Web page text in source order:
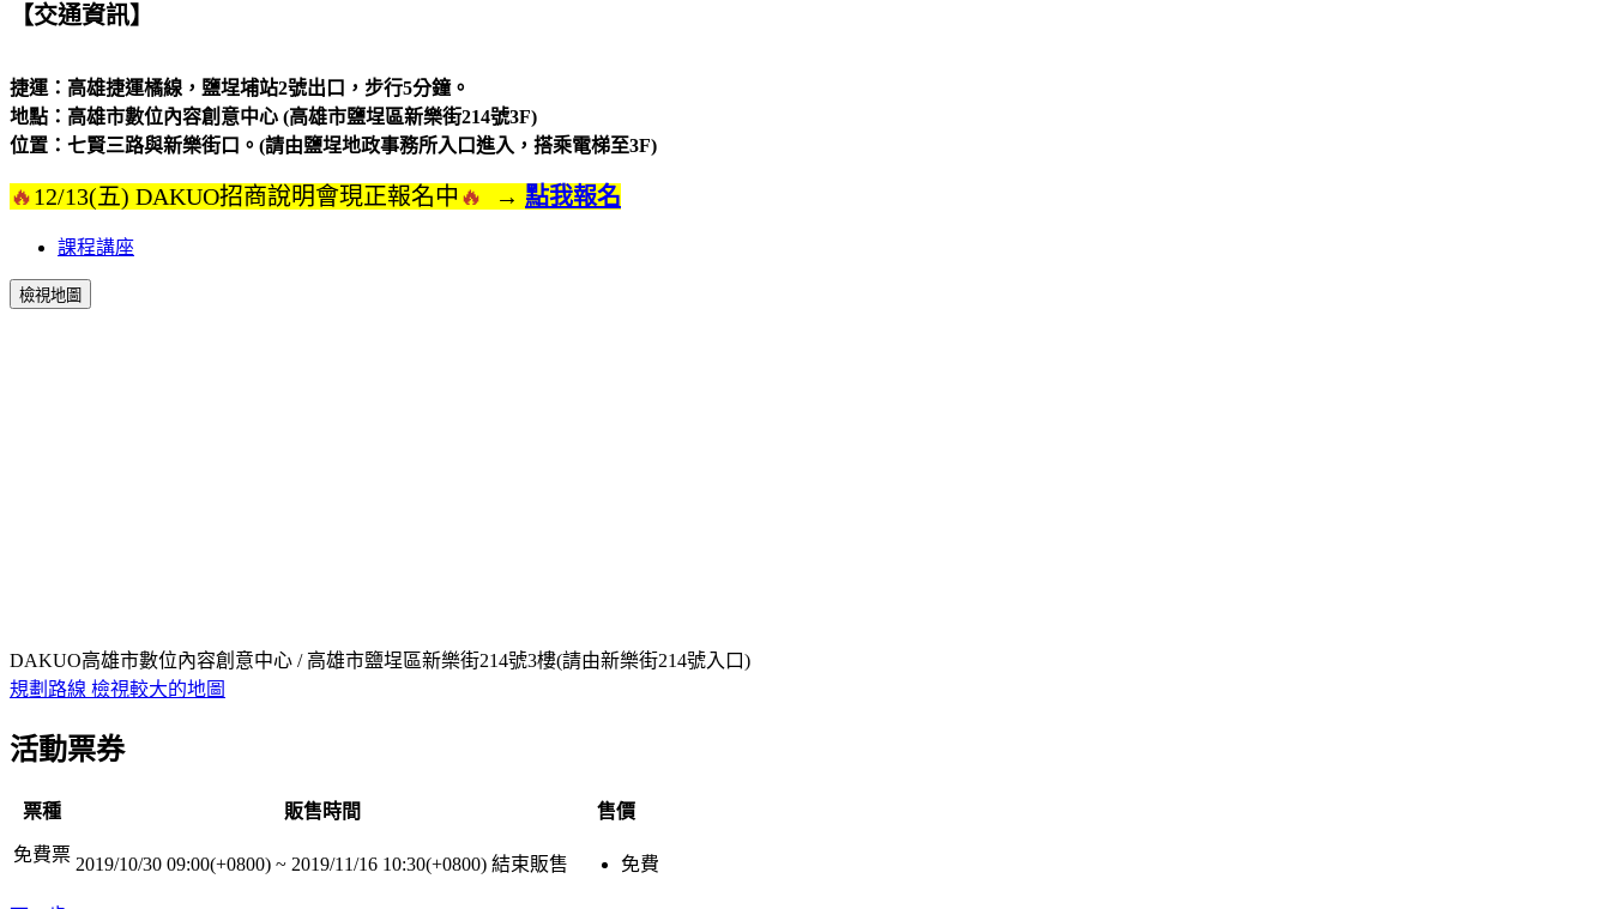
【交通資訊】
捷運：高雄捷運橘線，鹽埕埔站2號出口，步行5分鐘。
地點：高雄市數位內容創意中心 (高雄市鹽埕區新樂街214號3F)
位置：七賢三路與新樂街口。(請由鹽埕地政事務所入口進入，搭乘電梯至3F)
🔥12/13(五) DAKUO招商說明會現正報名中 🔥 → 點我報名
課程講座
檢視地圖
DAKUO高雄市數位內容創意中心 / 高雄市鹽埕區新樂街214號3樓(請由新樂街214號入口)
規劃路線 檢視較大的地圖
活動票券
票種 販售時間 售價
免費票 2019/10/30 09:00(+0800) ~ 2019/11/16 10:30(+0800) 結束販售 免費